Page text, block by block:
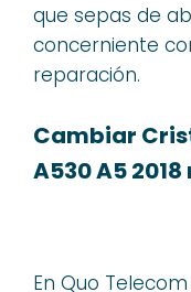
que sepas de
concerniente
reparación.
Cambiar
A530 A5
En Quo